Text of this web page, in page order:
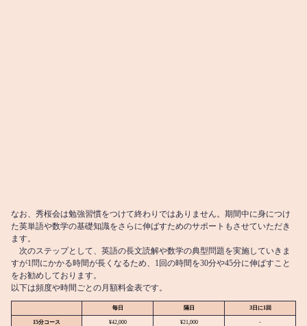
なお、秀桜会は勉強習慣をつけて終わりではありません。期間中に身につけ
た英単語や数学の基礎知識をさらに伸ばすためのサポートもさせていただき
ます。
次のステップとして、英語の長文読解や数学の典型問題を実施していきま
すが1問にかかる時間が長くなるため、1回の時間を30分や45分に伸ばすこと
をお勧めしております。
以下は頻度や時間ごとの月額料金表です。
毎日 隔日 3日に1回
15分コース ¥42,000 ¥21,000 -